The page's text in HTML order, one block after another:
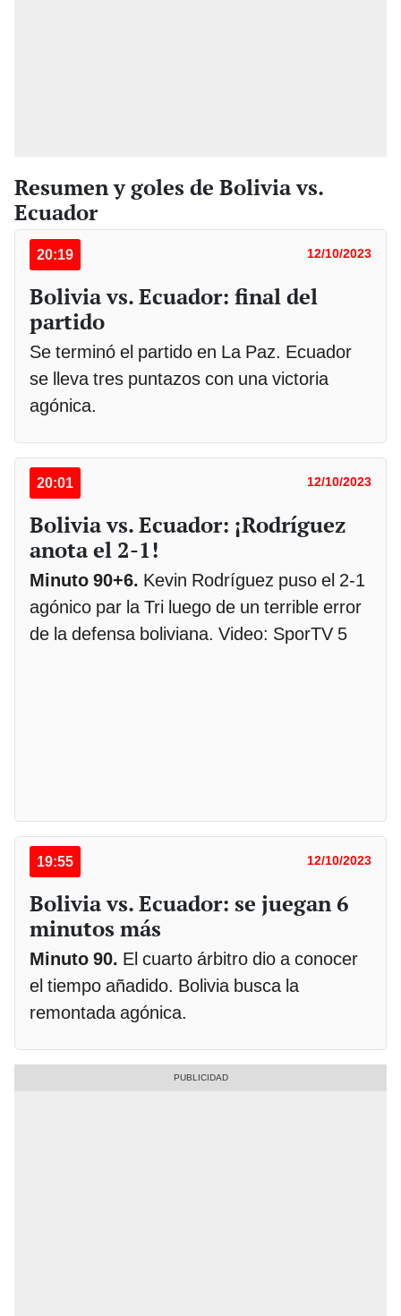
Resumen y goles de Bolivia vs.
Ecuador
20:19 12/10/2023
Bolivia vs. Ecuador: final del
partido
Se terminó el partido en La Paz. Ecuador
se lleva tres puntazos con una victoria
agónica.
20:01 12/10/2023
Bolivia vs. Ecuador: ¡Rodríguez
anota el 2-1!
Minuto 90+6. Kevin Rodríguez puso el 2-1
agónico par la Tri luego de un terrible error
de la defensa boliviana. Video: SporTV 5
19:55 12/10/2023
Bolivia vs. Ecuador: se juegan 6
minutos más
Minuto 90. El cuarto árbitro dio a conocer
el tiempo añadido. Bolivia busca la
remontada agónica.